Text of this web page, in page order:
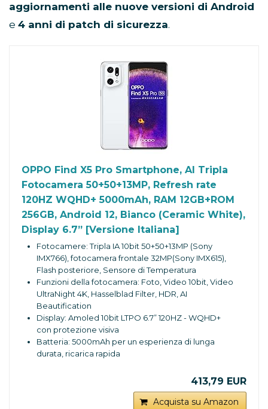
aggiornamenti alle nuove versioni di Android
e 4 anni di patch di sicurezza.
OPPO Find X5 Pro Smartphone, AI Tripla
Fotocamera 50+50+13MP, Refresh rate
120HZ WQHD+ 5000mAh, RAM 12GB+ROM
256GB, Android 12, Bianco (Ceramic White),
Display 6.7” [Versione Italiana]
Fotocamere: Tripla IA 10bit 50+50+13MP (Sony
IMX766), fotocamera frontale 32MP(Sony IMX615),
Flash posteriore, Sensore di Temperatura
Funzioni della fotocamera: Foto, Video 10bit, Video
UltraNight 4K, Hasselblad Filter, HDR, AI
Beautification
Display: Amoled 10bit LTPO 6.7” 120HZ - WQHD+
con protezione visiva
Batteria: 5000mAh per un esperienza di lunga
durata, ricarica rapida
Sblocco schermo: Sotto Schermo con impronta
digitale, Sblocco facciale
413,79 EUR
Acquista su Amazon